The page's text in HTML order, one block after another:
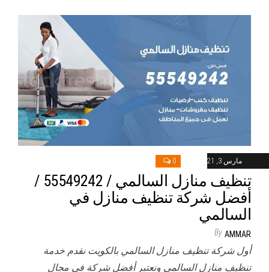
مارس 3, 2021 0
تنظيف منازل السالمي / 55549242 /
أفضل شركة تنظيف منازل في
السالمي
By AMMAR
أول شركة تنظيف منازل السالمي بالكويت نقدم خدمة
تنظيف منازل السالمي ونعتبر أفضل شركة في مجال